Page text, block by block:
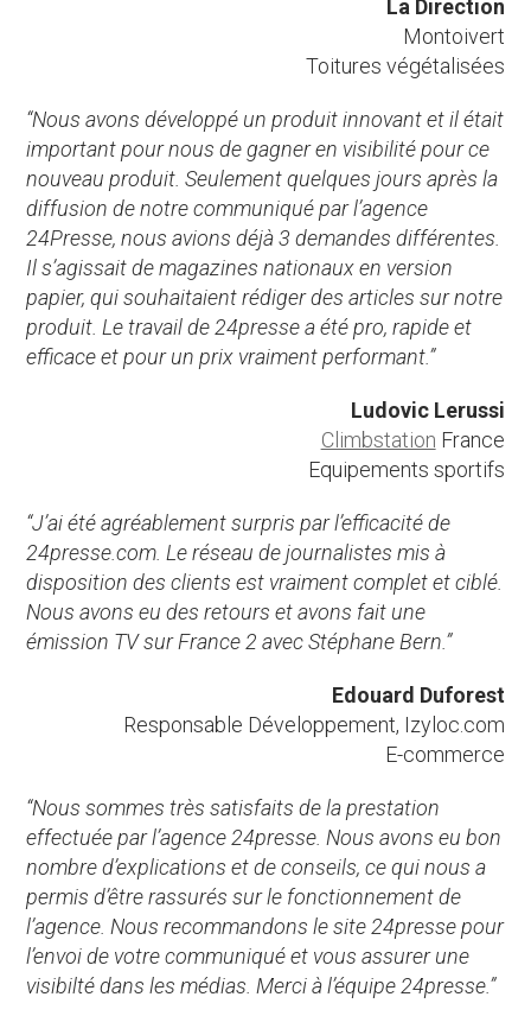
La Direction
Montoivert
Toitures végétalisées
“Nous avons développé un produit innovant et il était
important pour nous de gagner en visibilité pour ce
nouveau produit. Seulement quelques jours après la
diffusion de notre communiqué par l’agence
24Presse, nous avions déjà 3 demandes différentes.
Il s’agissait de magazines nationaux en version
papier, qui souhaitaient rédiger des articles sur notre
produit. Le travail de 24presse a été pro, rapide et
efficace et pour un prix vraiment performant.”
Ludovic Lerussi
Climbstation France
Equipements sportifs
“J’ai été agréablement surpris par l’efficacité de
24presse.com. Le réseau de journalistes mis à
disposition des clients est vraiment complet et ciblé.
Nous avons eu des retours et avons fait une
émission TV sur France 2 avec Stéphane Bern.”
Edouard Duforest
Responsable Développement, Izyloc.com
E-commerce
“Nous sommes très satisfaits de la prestation
effectuée par l’agence 24presse. Nous avons eu bon
nombre d’explications et de conseils, ce qui nous a
permis d’être rassurés sur le fonctionnement de
l’agence. Nous recommandons le site 24presse pour
l’envoi de votre communiqué et vous assurer une
visibilté dans les médias. Merci à l’équipe 24presse.”